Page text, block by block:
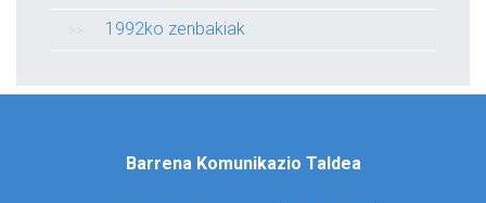
1992ko zenbakiak
Barrena Komunikazio Taldea